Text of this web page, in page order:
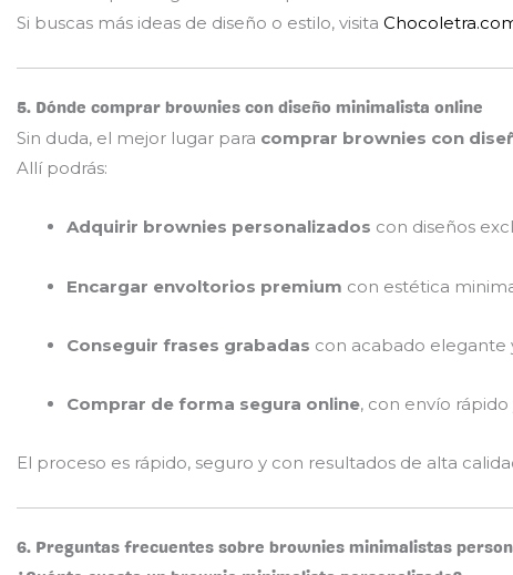
Si buscas más ideas de diseño o estilo, visita
5. Dónde comprar brownies con diseño minimalista online
Sin duda, el mejor lugar para comprar brownies con
Allí podrás:
Adquirir brownies personalizados con diseños
Encargar envoltorios premium con estética
Conseguir frases grabadas con acabado elegante
Comprar de forma segura online, con envío
El proceso es rápido, seguro y con resultados de alta
6. Preguntas frecuentes sobre brownies minimalistas